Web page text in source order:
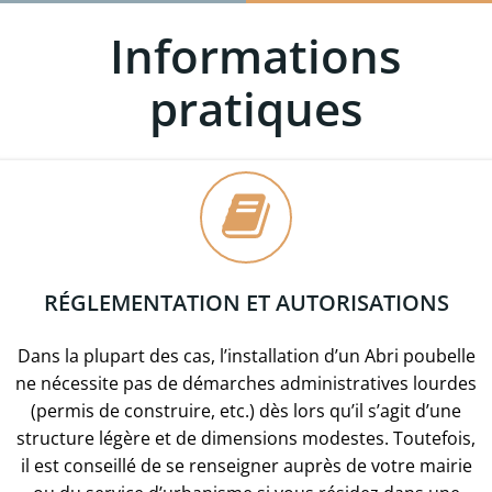
Informations
pratiques
RÉGLEMENTATION ET AUTORISATIONS
Dans la plupart des cas, l’installation d’un Abri poubelle
ne nécessite pas de démarches administratives lourdes
(permis de construire, etc.) dès lors qu’il s’agit d’une
structure légère et de dimensions modestes. Toutefois,
il est conseillé de se renseigner auprès de votre mairie